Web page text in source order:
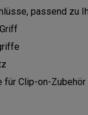
passend zu
für Clip-on-Zubehör